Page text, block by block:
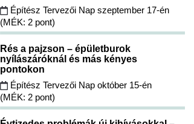
Építész Tervezői Nap szeptember 17-én
(MÉK: 2 pont)
Rés a pajzson – épületburok
nyílászáróknál és más kényes
pontokon
Építész Tervezői Nap október 15-én
(MÉK: 2 pont)